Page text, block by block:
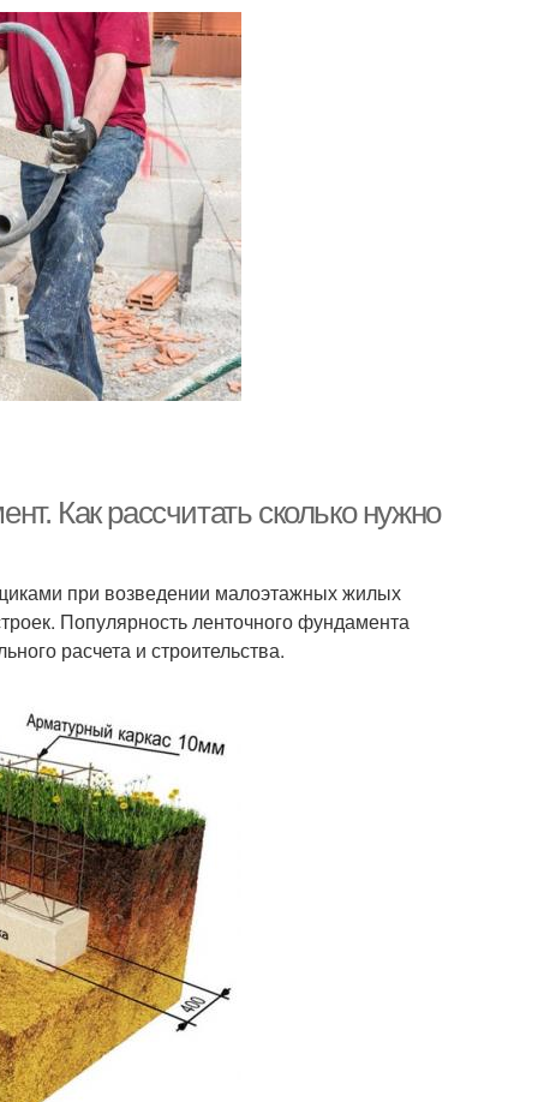
Как рассчитать сколько нужно
при возведении малоэтажных жилых
Популярность ленточного фундамента
расчета и строительства.